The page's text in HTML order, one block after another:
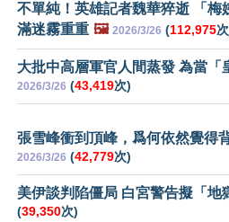
不單純！英雄記者魏華猝逝 「梅
滿迷霧重重 🖼️ 2026/3/26 (112,975
大批中高層軍官人間蒸發 為當「
2026/3/26 (43,419次)
張雪峰衝到頂峰，爲何依然覺得
2026/3/26 (42,779次)
美伊談判陷僵局 白宮警告擬「地
(39,350次)